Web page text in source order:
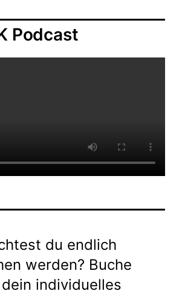
Podcast
du endlich
werden? Buche
dein individuelles